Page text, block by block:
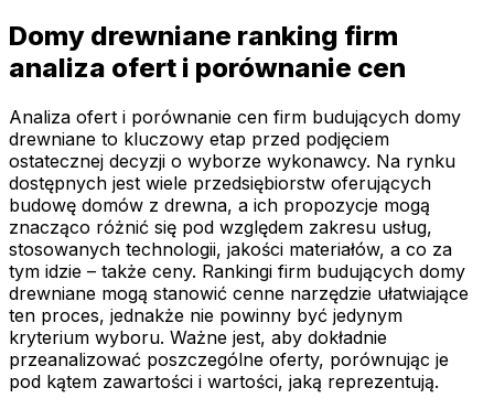
Domy drewniane ranking firm
analiza ofert i porównanie cen
Analiza ofert i porównanie cen firm budujących domy
drewniane to kluczowy etap przed podjęciem
ostatecznej decyzji o wyborze wykonawcy. Na rynku
dostępnych jest wiele przedsiębiorstw oferujących
budowę domów z drewna, a ich propozycje mogą
znacząco różnić się pod względem zakresu usług,
stosowanych technologii, jakości materiałów, a co za
tym idzie – także ceny. Rankingi firm budujących domy
drewniane mogą stanowić cenne narzędzie ułatwiające
ten proces, jednakże nie powinny być jedynym
kryterium wyboru. Ważne jest, aby dokładnie
przeanalizować poszczególne oferty, porównując je
pod kątem zawartości i wartości, jaką reprezentują.